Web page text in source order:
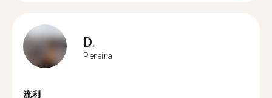
D.
Pereira
流利